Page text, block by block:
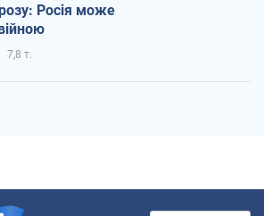
Росія може
7,8 т.